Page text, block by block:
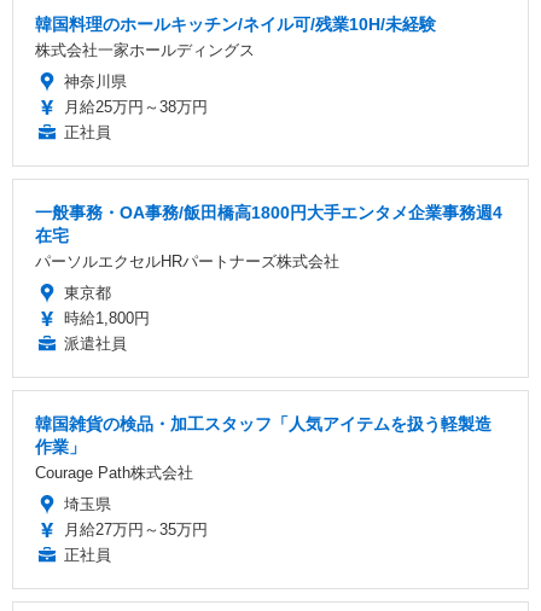
韓国料理のホールキッチン/ネイル可/残業10H/未経験
株式会社一家ホールディングス
神奈川県
月給25万円～38万円
正社員
一般事務・OA事務/飯田橋高1800円大手エンタメ企業事務週4
在宅
パーソルエクセルHRパートナーズ株式会社
東京都
時給1,800円
派遣社員
韓国雑貨の検品・加工スタッフ「人気アイテムを扱う軽製造
作業」
Courage Path株式会社
埼玉県
月給27万円～35万円
正社員